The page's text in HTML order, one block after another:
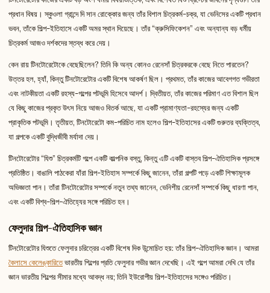
প্রধান বিষয়। স্কুওলা গ্রান্দে দি সান রোক্কোর জন্য তাঁর বিশাল চিত্রকর্ম-চক্র, যা ভেনিসের একটি প্রধান
ভবন, তাঁকে শিল্প-ইতিহাসে একটি অমর স্থান দিয়েছে। তাঁর “ক্রুসিফিকেশন” এবং অন্যান্য বড় ধর্মীয়
চিত্রকর্ম আজও দর্শকদের স্তব্ধ করে দেয়।
কেন রায় টিনটোরেটোকে বেছেছিলেন? তিনি কি অন্য কোনও রেনেসাঁ চিত্রকরকে বেছে নিতে পারতেন?
উত্তর হল, হ্যাঁ, কিন্তু টিনটোরেটোর একটি বিশেষ আকর্ষণ ছিল। প্রথমত, তাঁর কাজের আবেগগত গভীরতা
এবং নাটকীয়তা একটি রহস্য-গল্পের পটভূমি হিসেবে আদর্শ। দ্বিতীয়ত, তাঁর কাজের পরিমাণ এত বিশাল ছিল
যে কিছু কাজের প্রকৃত উৎস নিয়ে আজও বিতর্ক আছে, যা একটি প্রামাণ্যতা-রহস্যের জন্য একটি
প্রাকৃতিক পটভূমি। তৃতীয়ত, টিনটোরেটো কম-পরিচিত নাম হলেও শিল্প-ইতিহাসের একটি গুরুতর ব্যক্তিত্ব,
যা গল্পকে একটি বুদ্ধিজীবী মর্যাদা দেয়।
টিনটোরেটোর “যিশু” চিত্রকর্মটি গল্পে একটি কাল্পনিক বস্তু, কিন্তু এটি একটি বাস্তব শিল্প-ঐতিহাসিক প্রসঙ্গে
প্রতিষ্ঠিত। বাঙালি পাঠকেরা যাঁরা শিল্প-ইতিহাস সম্পর্কে কিছু জানেন, তাঁরা গল্পটি পড়ে একটি শিক্ষামূলক
অভিজ্ঞতা পান। তাঁরা টিনটোরেটোর সম্পর্কে নতুন তথ্য জানেন, ভেনিশীয় রেনেসাঁ সম্পর্কে কিছু ধারণা পান,
এবং একটি বিশ্ব-শিল্প-ঐতিহ্যের সঙ্গে পরিচিত হন।
ফেলুদার শিল্প-ঐতিহাসিক জ্ঞান
টিনটোরেটোর যিশুতে ফেলুদার চরিত্রের একটি বিশেষ দিক উন্মোচিত হয়: তাঁর শিল্প-ঐতিহাসিক জ্ঞান। আমরা
কৈলাসে কেলেঙ্কারিতেভারতীয় শিল্পের প্রতি ফেলুদার গভীর জ্ঞান দেখেছি। এই গল্পে আমরা দেখি যে তাঁর
জ্ঞান ভারতীয় শিল্পের সীমার মধ্যে আবদ্ধ নয়; তিনি ইউরোপীয় শিল্প-ইতিহাসের সঙ্গেও পরিচিত।